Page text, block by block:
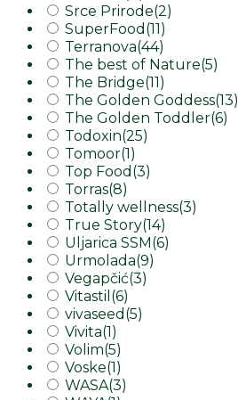
Srce Prirode(2)
SuperFood (11)
Terranova(44)
The best of Nature(5)
The Bridge(11)
The Golden Goddess(13)
The Golden Toddler(6)
Todoxin(25)
Tomoor(1)
Top Food (3)
Torras(8)
Totally wellness(3)
True Story(14)
Uljarica SSM(6)
Urmolada(9)
Vegapčić(3)
Vitastil (6)
vivaseed (5)
Vivita(1)
Volim(5)
Voske(1)
WASA(3)